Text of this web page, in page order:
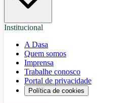
Institucional
A Dasa
Quem somos
Imprensa
Trabalhe conosco
Portal de privacidade
Política de cookies